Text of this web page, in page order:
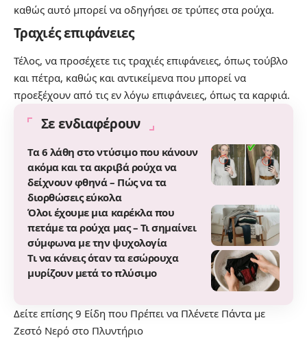
καθώς αυτό μπορεί να οδηγήσει σε τρύπες στα ρούχα.
Τραχιές επιφάνειες
Τέλος, να προσέχετε τις τραχιές επιφάνειες, όπως τούβλο
και πέτρα, καθώς και αντικείμενα που μπορεί να
προεξέχουν από τις εν λόγω επιφάνειες, όπως τα καρφιά.
Σε ενδιαφέρουν
Τα 6 λάθη στο ντύσιμο που κάνουν
ακόμα και τα ακριβά ρούχα να
δείχνουν φθηνά – Πώς να τα
διορθώσεις εύκολα
Όλοι έχουμε μια καρέκλα που
πετάμε τα ρούχα μας – Τι σημαίνει
σύμφωνα με την ψυχολογία
Τι να κάνεις όταν τα εσώρουχα
μυρίζουν μετά το πλύσιμο
Δείτε επίσης 9 Είδη που Πρέπει να Πλένετε Πάντα με
Ζεστό Νερό στο Πλυντήριο